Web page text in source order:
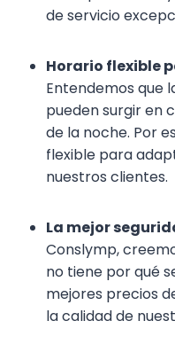
de servicio
Horario flexible
Entendemos que
pueden surgir en
de la noche. Por
flexible para
nuestros clientes.
La mejor
Conslymp,
no tiene por qué
mejores precios
la calidad de